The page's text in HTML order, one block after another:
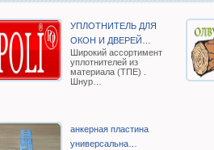
УПЛОТНИТЕЛЬ ДЛЯ
ОКОН И ДВЕРЕЙ…
Широкий ассортимент
уплотнителей из
материала (ТПЕ) .
Шнур…
анкерная пластина
универсальна…